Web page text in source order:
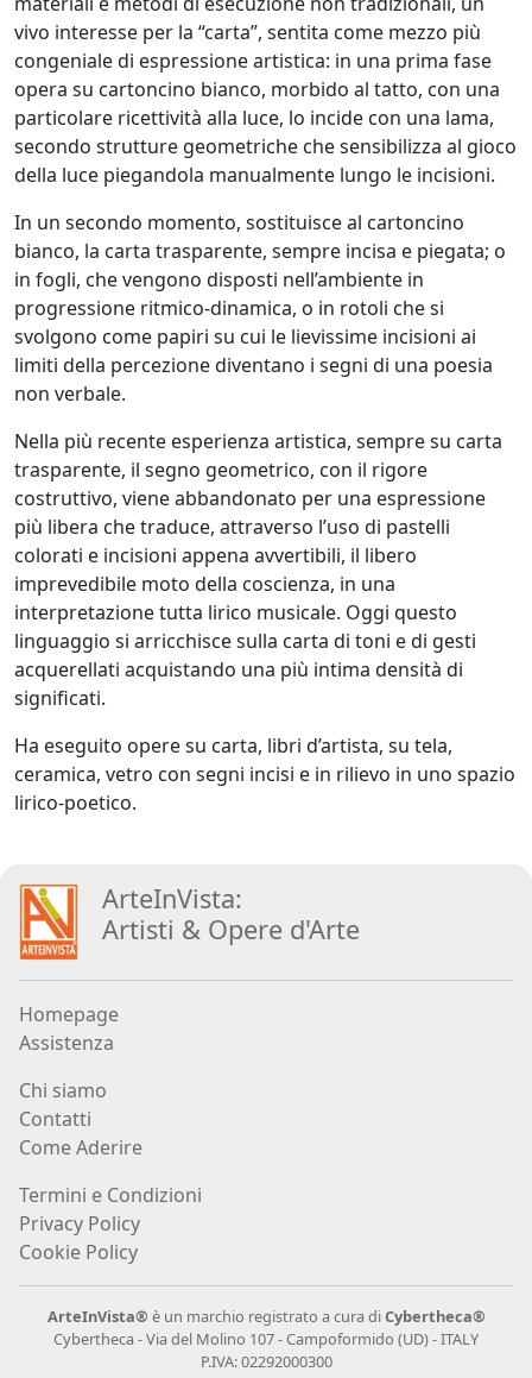
Angelica
Dainese
Nicola
De
Luca
Stefano
Di
Lorito
Lorella
Fermo
Carlo
Fontana
Vanessa
Elisabetta
Ado
Furlanetto
Ugo
Gangheri
Matteo
Germano
Graziano
Laura
vivo interesse per la “carta”, sentita come mezzo più
congeniale di espressione artistica: in una prima fase
opera su cartoncino bianco, morbido al tatto, con una
particolare ricettività alla luce, lo incide con una lama,
secondo strutture geometriche che sensibilizza al gioco
della luce piegandola manualmente lungo le incisioni.
In un secondo momento, sostituisce al cartoncino
bianco, la carta trasparente, sempre incisa e piegata; o
in fogli, che vengono disposti nell’ambiente in
progressione ritmico-dinamica, o in rotoli che si
svolgono come papiri su cui le lievissime incisioni ai
limiti della percezione diventano i segni di una poesia
non verbale.
Nella più recente esperienza artistica, sempre su carta
trasparente, il segno geometrico, con il rigore
costruttivo, viene abbandonato per una espressione
più libera che traduce, attraverso l’uso di pastelli
colorati e incisioni appena avvertibili, il libero
imprevedibile moto della coscienza, in una
interpretazione tutta lirico musicale. Oggi questo
linguaggio si arricchisce sulla carta di toni e di gesti
acquerellati acquistando una più intima densità di
significati.
Ha eseguito opere su carta, libri d’artista, su tela,
ceramica, vetro con segni incisi e in rilievo in uno spazio
lirico-poetico.
ArteInVista:
Artisti & Opere d'Arte
Homepage
Assistenza
Chi siamo
Contatti
Come Aderire
Termini e Condizioni
Privacy Policy
Cookie Policy
ArteInVista® è un marchio registrato a cura diCybertheca®
Cybertheca - Via del Molino 107 - Campoformido (UD) - ITALY
P.IVA: 02292000300